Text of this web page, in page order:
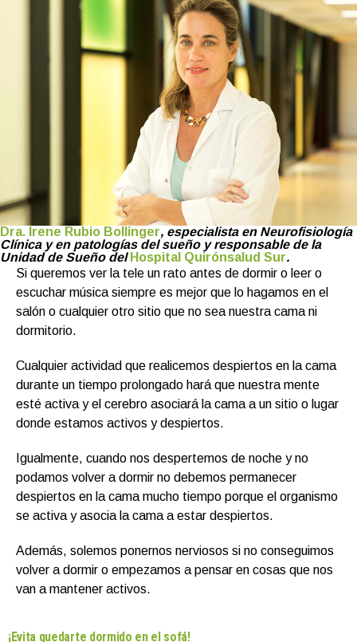
Dra. Irene Rubio Bollinger, especialista en Neurofisiología
Clínica y en patologías del sueño y responsable de la
Unidad de Sueño del Hospital Quirónsalud Sur.
Si queremos ver la tele un rato antes de dormir o leer o
escuchar música siempre es mejor que lo hagamos en el
salón o cualquier otro sitio que no sea nuestra cama ni
dormitorio.
Cualquier actividad que realicemos despiertos en la cama
durante un tiempo prolongado hará que nuestra mente
esté activa y el cerebro asociará la cama a un sitio o lugar
donde estamos activos y despiertos.
Igualmente, cuando nos despertemos de noche y no
podamos volver a dormir no debemos permanecer
despiertos en la cama mucho tiempo porque el organismo
se activa y asocia la cama a estar despiertos.
Además, solemos ponernos nerviosos si no conseguimos
volver a dormir o empezamos a pensar en cosas que nos
van a mantener activos.
¡Evita quedarte dormido en el sofá!